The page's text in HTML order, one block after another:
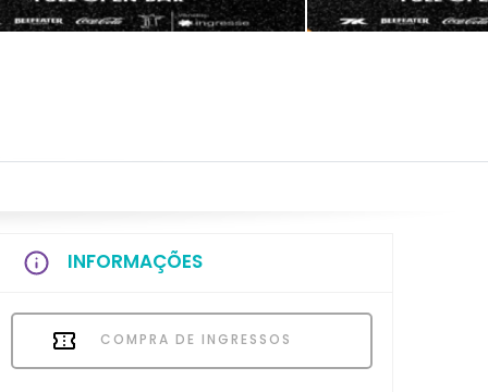
INFORMAÇÕES
COMPRA DE INGRESSOS